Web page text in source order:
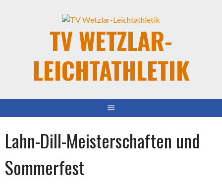
TV WETZLAR-
LEICHTATHLETIK
Lahn-Dill-Meisterschaften und
Sommerfest